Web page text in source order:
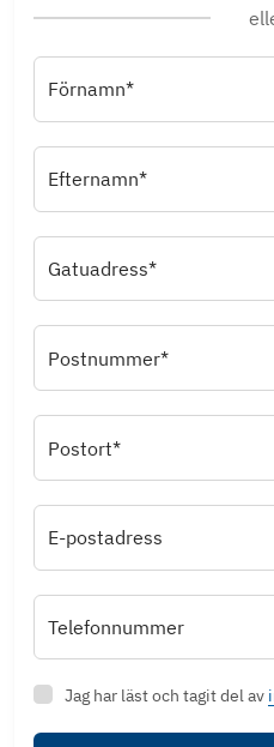
Förnamn*
Efternamn*
Gatuadress*
Postnummer*
Postort*
E-postadress
Telefonnummer
Jag har läst och tagit del av